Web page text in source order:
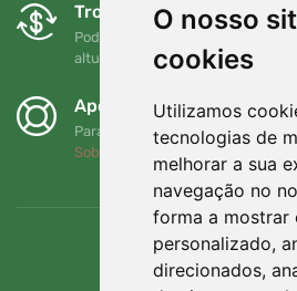
O nosso
cookies
Utilizamos
tecnologias de
melhorar a sua
navegação no
forma a mostrar
personalizado,
direcionados,
Trocas e devoluções
Pode devolver ou trocar a sua
altura no prazo de 90 dias
Apoiamos a Trees.org
Para cada encomenda plantamos
Sobre nós